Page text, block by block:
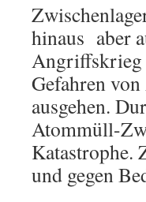
hinaus aber
Angriffskrieg
Gefahren
ausgehen.
Atommüll-
Katastrophe.
und gegen